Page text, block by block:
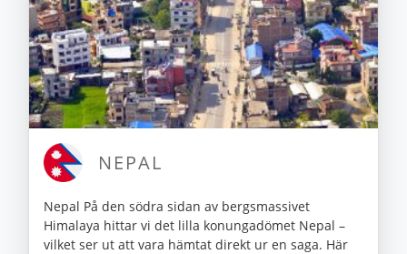
NEPAL
Nepal På den södra sidan av bergsmassivet
Himalaya hittar vi det lilla konungadömet Nepal –
vilket ser ut att vara hämtat direkt ur en saga. Här